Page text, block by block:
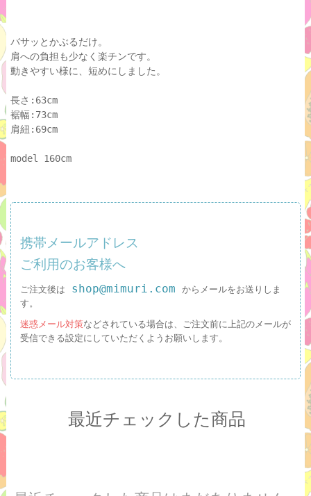
バサッとかぶるだけ。
肩への負担も少なく楽チンです。
動きやすい様に、短めにしました。
長さ:63cm
裾幅:73cm
肩紐:69cm
model 160cm
携帯メールアドレス
ご利用のお客様へ
ご注文後は shop@mimuri.com
からメールをお送りしま
す。
迷惑メール対策などされている場合は、ご注文前に上記のメールが
受信できる設定にしていただくようお願いします。
最近チェックした商品